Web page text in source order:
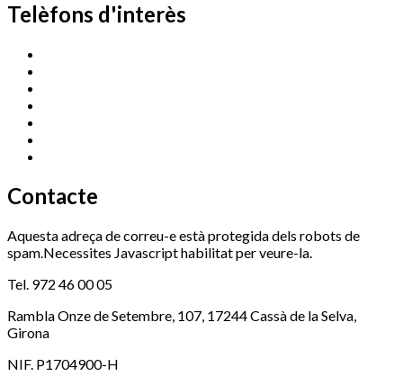
Telèfons d'interès
Contacte
Aquesta adreça de correu-e està protegida dels robots de
spam.Necessites Javascript habilitat per veure-la.
Tel. 972 46 00 05
Rambla Onze de Setembre, 107, 17244 Cassà de la Selva,
Girona
NIF. P1704900-H